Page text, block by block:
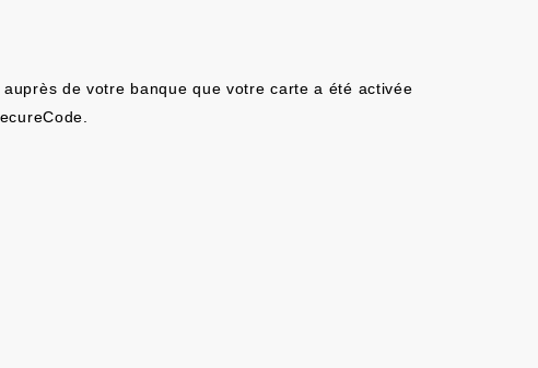
de votre banque que votre carte a été activée